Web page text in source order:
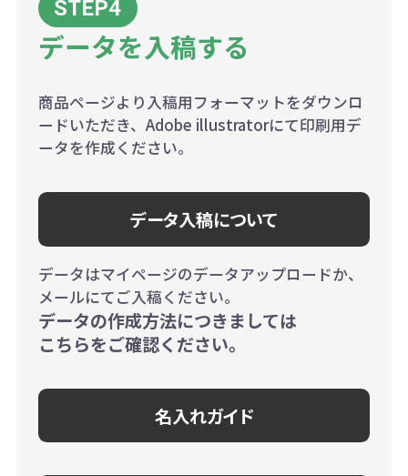
データを入稿する
商品ページより入稿用フォーマットをダウンロ
ードいただき、Adobe illustratorにて印刷用デ
ータを作成ください。
データ入稿について
データはマイページのデータアップロードか、
メールにてご入稿ください。
データの作成方法につきましては
こちらをご確認ください。
名入れガイド